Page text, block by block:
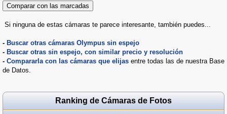
Si ninguna de estas cámaras te parece interesante, también puedes...
- Buscar otras cámaras Olympus sin espejo
- Buscar otras sin espejo, con similar precio y resolución
- Compararla con las cámaras que elijas entre todas las de nuestra Base
de Datos.
Ranking de Cámaras de Fotos